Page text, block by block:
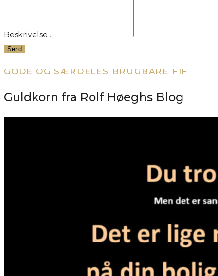
Beskrivelse
Send
GODE OG SÆRDELES BRUGBARE FIF
Guldkorn fra Rolf Høeghs Blog